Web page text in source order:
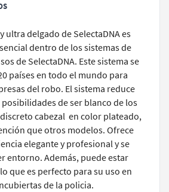
ultra delgado de SelectaDNA es
dentro de los sistemas de
de SelectaDNA. Este sistema se
países en todo el mundo para
del robo. El sistema reduce
de ser blanco de los
cabezal en color plateado,
que otros modelos. Ofrece
elegante y profesional y se
entorno. Además, puede estar
que es perfecto para su uso en
de la policia.